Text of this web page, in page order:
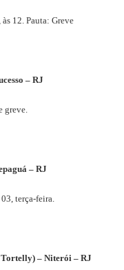
12. Pauta: Greve
– RJ
greve.
– RJ
terça-feira.
– Niterói – RJ